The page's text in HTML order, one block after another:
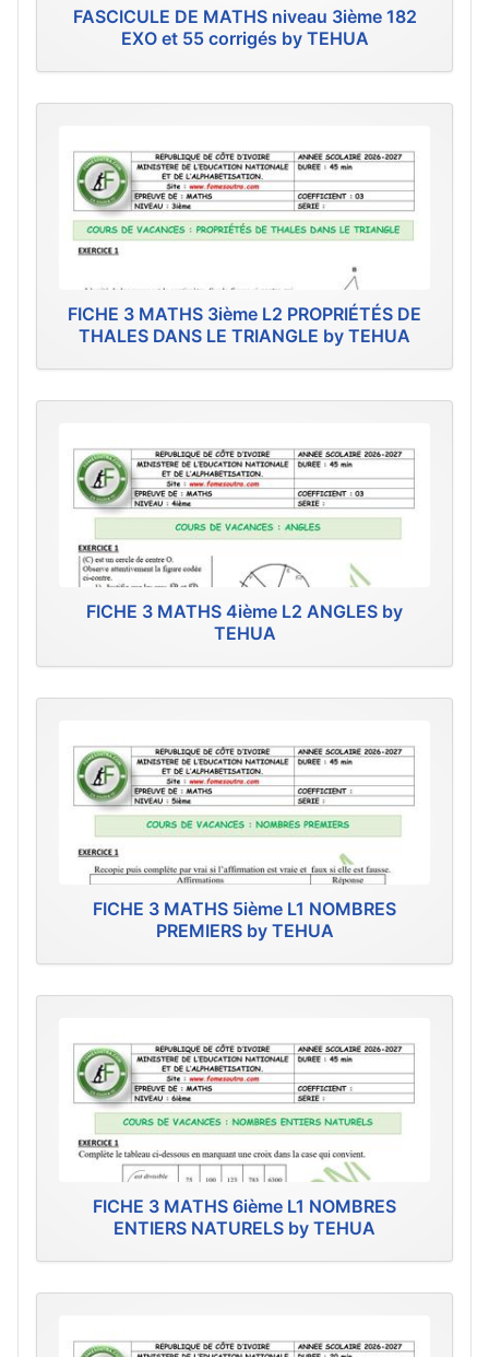
FASCICULE DE MATHS niveau 3ième 182
EXO et 55 corrigés by TEHUA
FICHE 3 MATHS 3ième L2 PROPRIÉTÉS DE
THALES DANS LE TRIANGLE by TEHUA
FICHE 3 MATHS 4ième L2 ANGLES by
TEHUA
FICHE 3 MATHS 5ième L1 NOMBRES
PREMIERS by TEHUA
FICHE 3 MATHS 6ième L1 NOMBRES
ENTIERS NATURELS by TEHUA